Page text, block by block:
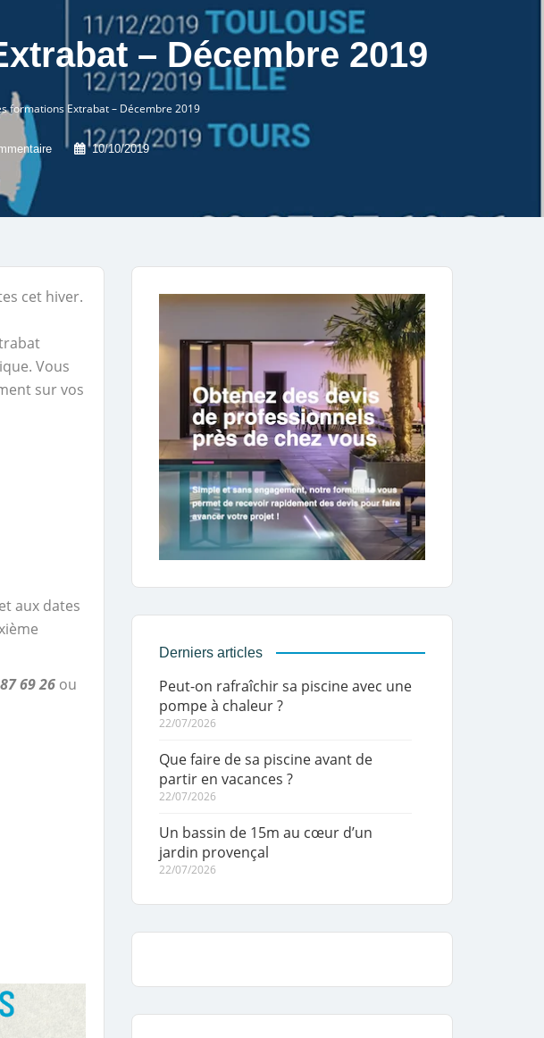
– Décembre 2019
formations Extrabat – Décembre 2019
10/10/2019
cet hiver.
Vous
sur vos
aux dates
69 26 ou
Derniers articles
Peut-on rafraîchir sa piscine avec une
pompe à chaleur ?
22/07/2026
Que faire de sa piscine avant de
partir en vacances ?
22/07/2026
Un bassin de 15m au cœur d’un
jardin provençal
22/07/2026